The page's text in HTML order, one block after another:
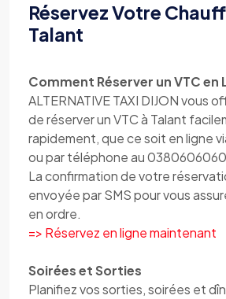
Réservez Votre
Talant
Comment Réserver un VTC en
ALTERNATIVE TAXI DIJON vous
de réserver un VTC à Talant
rapidement, que ce soit en ligne
ou par téléphone au
La confirmation de votre
envoyée par SMS pour vous
en ordre.
=> Réservez en ligne maintenant
Soirées et Sorties
Planifiez vos sorties, soirées et